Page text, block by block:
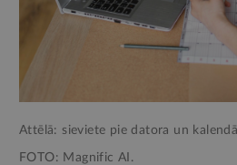
Attēlā: sieviete pie datora un
FOTO: Magnific AI.